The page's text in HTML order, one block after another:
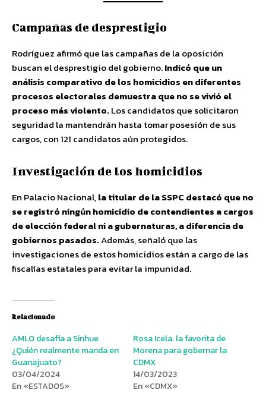
Campañas de desprestigio
Rodríguez afirmó que las campañas de la oposición
buscan el desprestigio del gobierno.Indicó que un
análisis comparativo de los homicidios en diferentes
procesos electorales demuestra que no se vivió el
proceso más violento.Los candidatos que solicitaron
seguridad la mantendrán hasta tomar posesión de sus
cargos, con 121 candidatos aún protegidos.
Investigación de los homicidios
En Palacio Nacional,la titular de la SSPC destacó que no
se registró ningún homicidio de contendientes a cargos
de elección federal ni a gubernaturas, a diferencia de
gobiernos pasados.Además, señaló que las
investigaciones de estos homicidios están a cargo de las
fiscalías estatales para evitar la impunidad.
Relacionado
AMLO desafía a Sinhue
¿Quién realmente manda en
Guanajuato?
03/04/2024
En «ESTADOS»
Rosa Icela: la favorita de
Morena para gobernar la
CDMX
14/03/2023
En «CDMX»